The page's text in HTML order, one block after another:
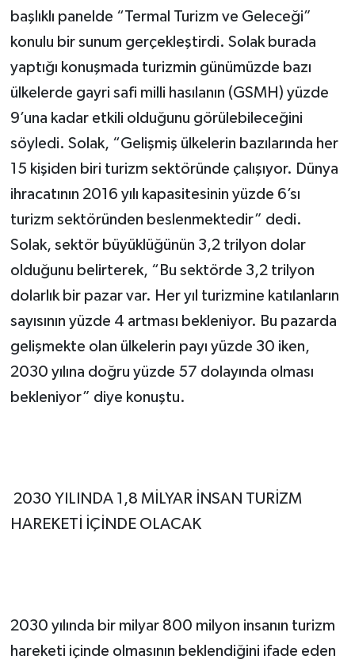
başlıklı panelde “Termal Turizm ve Geleceği”
konulu bir sunum gerçekleştirdi. Solak burada
yaptığı konuşmada turizmin günümüzde bazı
ülkelerde gayri safi milli hasılanın (GSMH) yüzde
9’una kadar etkili olduğunu görülebileceğini
söyledi. Solak, “Gelişmiş ülkelerin bazılarında her
15 kişiden biri turizm sektöründe çalışıyor. Dünya
ihracatının 2016 yılı kapasitesinin yüzde 6’sı
turizm sektöründen beslenmektedir” dedi.
Solak, sektör büyüklüğünün 3,2 trilyon dolar
olduğunu belirterek, “Bu sektörde 3,2 trilyon
dolarlık bir pazar var. Her yıl turizmine katılanların
sayısının yüzde 4 artması bekleniyor. Bu pazarda
gelişmekte olan ülkelerin payı yüzde 30 iken,
2030 yılına doğru yüzde 57 dolayında olması
bekleniyor” diye konuştu.
2030 YILINDA 1,8 MİLYAR İNSAN TURİZM
HAREKETİ İÇİNDE OLACAK
2030 yılında bir milyar 800 milyon insanın turizm
hareketi içinde olmasının beklendiğini ifade eden